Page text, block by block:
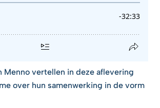
Menno vertellen in deze aflevering
over hun samenwerking in de vorm